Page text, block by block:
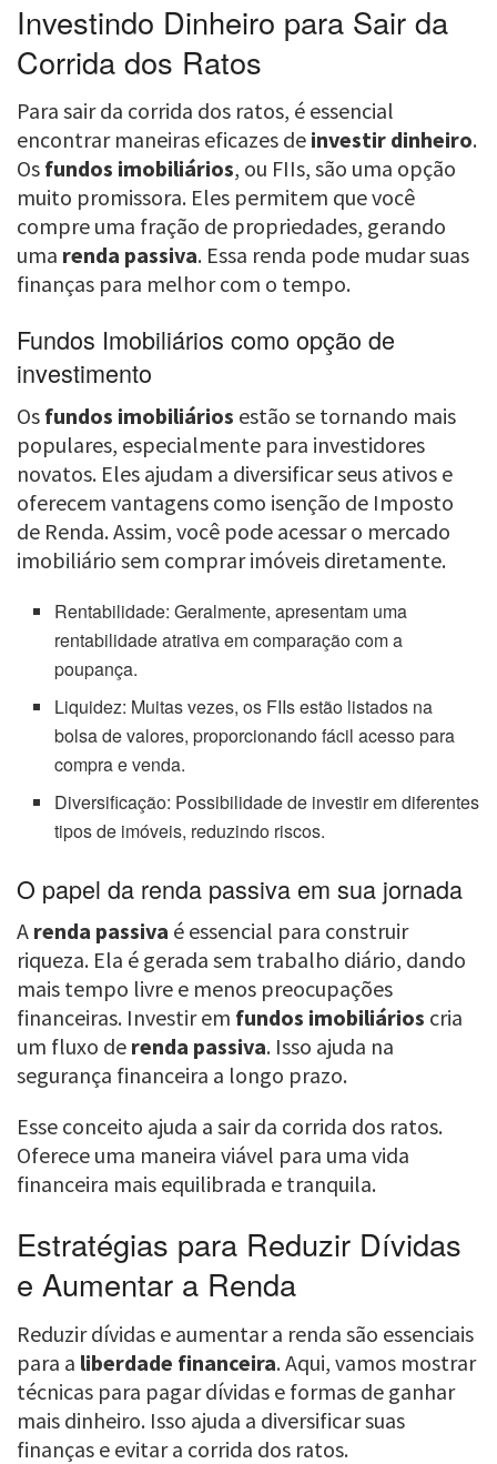
Investindo Dinheiro para Sair da
Corrida dos Ratos
Para sair da corrida dos ratos, é essencial
encontrar maneiras eficazes de investir dinheiro.
Os fundos imobiliários, ou FIIs, são uma opção
muito promissora. Eles permitem que você
compre uma fração de propriedades, gerando
uma renda passiva. Essa renda pode mudar suas
finanças para melhor com o tempo.
Fundos Imobiliários como opção de
investimento
Os fundos imobiliários estão se tornando mais
populares, especialmente para investidores
novatos. Eles ajudam a diversificar seus ativos e
oferecem vantagens como isenção de Imposto
de Renda. Assim, você pode acessar o mercado
imobiliário sem comprar imóveis diretamente.
Rentabilidade: Geralmente, apresentam uma
rentabilidade atrativa em comparação com a
poupança.
Liquidez: Muitas vezes, os FIIs estão listados na
bolsa de valores, proporcionando fácil acesso para
compra e venda.
Diversificação: Possibilidade de investir em diferentes
tipos de imóveis, reduzindo riscos.
O papel da renda passiva em sua jornada
A renda passiva é essencial para construir
riqueza. Ela é gerada sem trabalho diário, dando
mais tempo livre e menos preocupações
financeiras. Investir em fundos imobiliários cria
um fluxo de renda passiva. Isso ajuda na
segurança financeira a longo prazo.
Esse conceito ajuda a sair da corrida dos ratos.
Oferece uma maneira viável para uma vida
financeira mais equilibrada e tranquila.
Estratégias para Reduzir Dívidas
e Aumentar a Renda
Reduzir dívidas e aumentar a renda são essenciais
para a liberdade financeira. Aqui, vamos mostrar
técnicas para pagar dívidas e formas de ganhar
mais dinheiro. Isso ajuda a diversificar suas
finanças e evitar a corrida dos ratos.